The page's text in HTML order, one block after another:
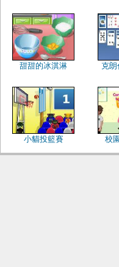
甜甜的冰淇淋 克朗
小貓投籃賽 校